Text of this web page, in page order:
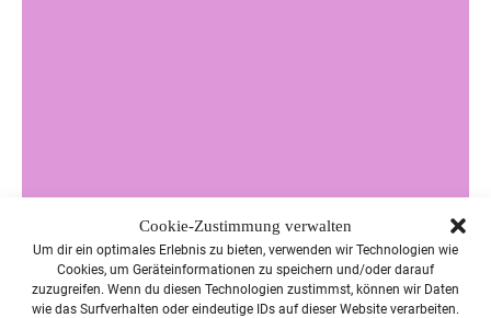
Cookie-Zustimmung verwalten
Um dir ein optimales Erlebnis zu bieten, verwenden wir Technologien wie
Cookies, um Geräteinformationen zu speichern und/oder darauf
zuzugreifen. Wenn du diesen Technologien zustimmst, können wir Daten
wie das Surfverhalten oder eindeutige IDs auf dieser Website verarbeiten.